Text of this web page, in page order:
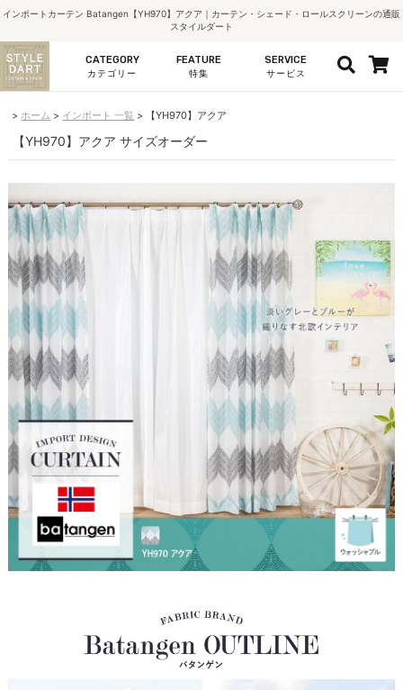
インポートカーテン Batangen【YH970】アクア｜カーテン・シェード・ロールスクリーンの通販
スタイルダート
CATEGORY
カテゴリー
FEATURE
特集
SERVICE
サービス
ホーム インポート 一覧 【YH970】アクア
【YH970】アクア サイズオーダー